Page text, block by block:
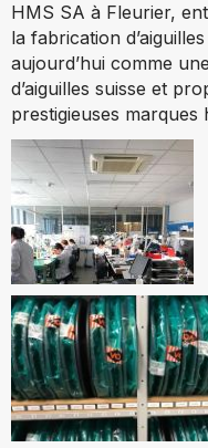
HMS SA à Fleurier,
la fabrication
aujourd’hui comme
d’aiguilles suisse et
prestigieuses marques